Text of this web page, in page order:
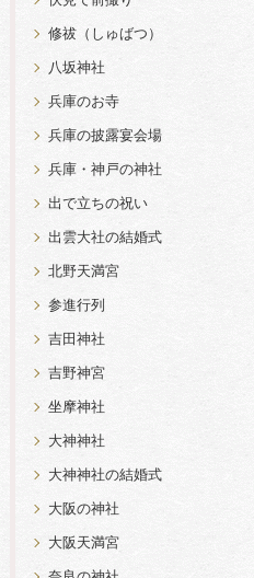
修祓（しゅばつ）
八坂神社
兵庫のお寺
兵庫の披露宴会場
兵庫・神戸の神社
出で立ちの祝い
出雲大社の結婚式
北野天満宮
参進行列
吉田神社
吉野神宮
坐摩神社
大神神社
大神神社の結婚式
大阪の神社
大阪天満宮